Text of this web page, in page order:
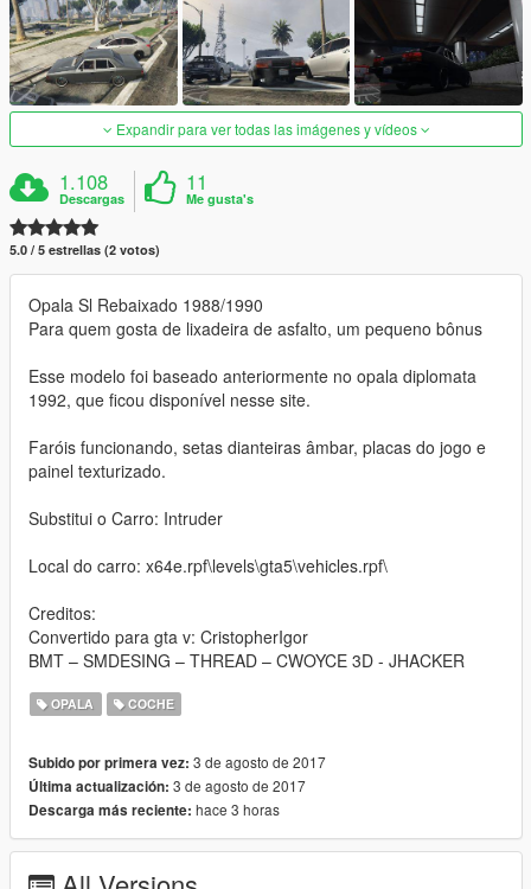
Expandir para ver todas las imágenes y vídeos
1.108
Descargas
11
Me gusta's
5.0 / 5 estrellas (2 votos)
Opala Sl Rebaixado 1988/1990
Para quem gosta de lixadeira de asfalto, um pequeno bônus
Esse modelo foi baseado anteriormente no opala diplomata
1992, que ficou disponível nesse site.
Faróis funcionando, setas dianteiras âmbar, placas do jogo e
painel texturizado.
Substitui o Carro: Intruder
Local do carro: x64e.rpf\levels\gta5\vehicles.rpf\
Creditos:
Convertido para gta v: CristopherIgor
BMT – SMDESING – THREAD – CWOYCE 3D - JHACKER
OPALA COCHE
Subido por primera vez: 3 de agosto de 2017
Última actualización: 3 de agosto de 2017
Descarga más reciente: hace 3 horas